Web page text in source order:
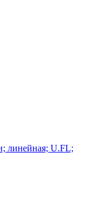
линейная; U.FL;